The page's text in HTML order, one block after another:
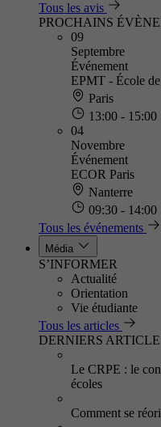
Tous les avis
PROCHAINS
09
Septembre
Événement
EPMT - École
Paris
13:00 - 15:00
04
Novembre
Événement
ECOR Paris
Nanterre
09:30 - 14:00
Tous les événements
Média
S’INFORMER
Actualité
Orientation
Vie étudiante
Tous les articles
DERNIERS
Le CRPE : le
écoles
Comment se